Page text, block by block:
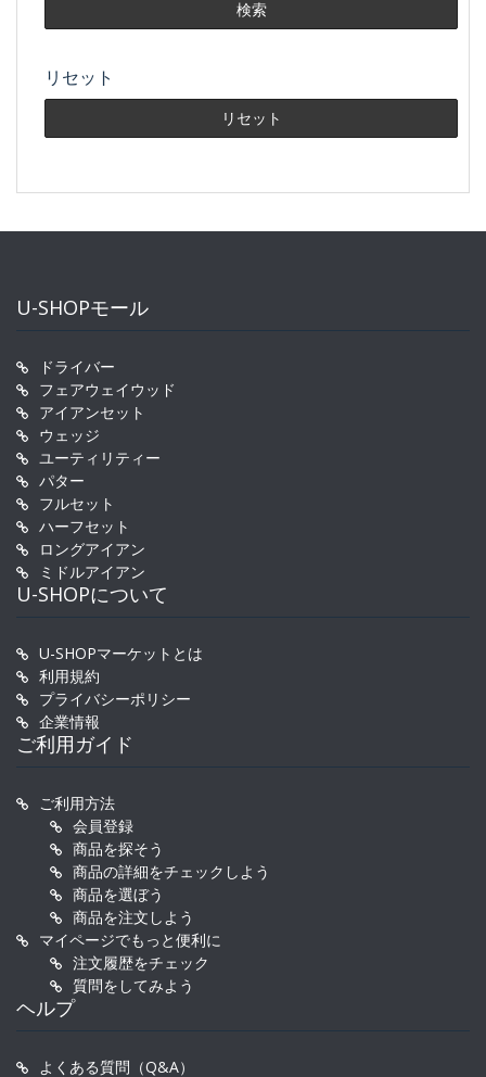
リセット
U-SHOPモール
ドライバー
フェアウェイウッド
アイアンセット
ウェッジ
ユーティリティー
パター
フルセット
ハーフセット
ロングアイアン
ミドルアイアン
U-SHOPについて
U-SHOPマーケットとは
利用規約
プライバシーポリシー
企業情報
ご利用ガイド
ご利用方法
会員登録
商品を探そう
商品の詳細をチェックしよう
商品を選ぼう
商品を注文しよう
マイページでもっと便利に
注文履歴をチェック
質問をしてみよう
ヘルプ
よくある質問（Q&A）